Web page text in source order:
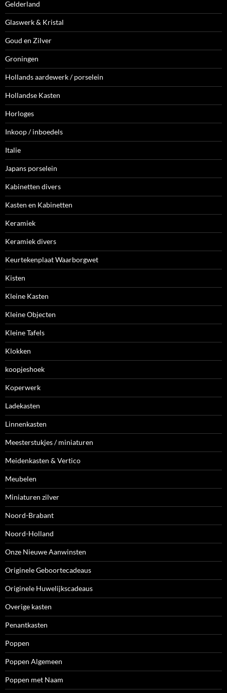
Gelderland
Glaswerk & Kristal
Goud en Zilver
Groningen
Hollands aardewerk / porselein
Hollandse Kasten
Horloges
Inkoop / inboedels
Italie
Japans porselein
Kabinetten divers
Kasten en Kabinetten
Keramiek
Keramiek divers
Keurtekenplaat Waarborgwet
Kisten
Kleine Kasten
Kleine Objecten
Kleine Tafels
Klokken
koopjeshoek
Koperwerk
Ladekasten
Linnenkasten
Meesterstukjes / miniaturen
Meidenkasten & Vertico
Meubelen
Miniaturen zilver
Noord-Brabant
Noord-Holland
Onze Nieuwe Aanwinsten
Originele Geboortecadeaus
Originele Huwelijkscadeaus
Overige kasten
Penantkasten
Poppen
Poppen Algemeen
Poppen met Naam